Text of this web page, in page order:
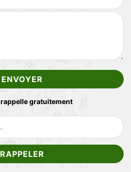
gratuitement